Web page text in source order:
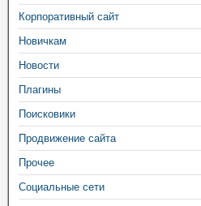
Корпоративный сайт
Новичкам
Новости
Плагины
Поисковики
Продвижение сайта
Прочее
Социальные сети